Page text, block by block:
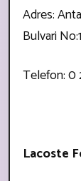
Adres:
Bulvari
Telefon: 0
Lacoste